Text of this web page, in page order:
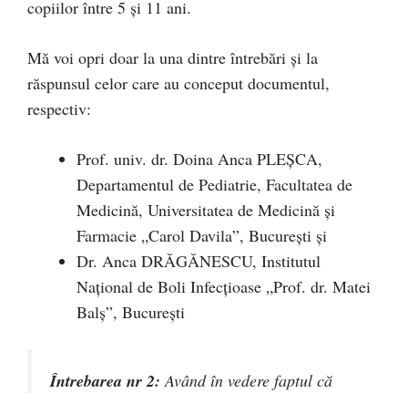
copiilor între 5 și 11 ani.
Mă voi opri doar la una dintre întrebări și la
răspunsul celor care au conceput documentul,
respectiv:
Prof. univ. dr. Doina Anca PLEȘCA,
Departamentul de Pediatrie, Facultatea de
Medicină, Universitatea de Medicină și
Farmacie „Carol Davila”, București și
Dr. Anca DRĂGĂNESCU, Institutul
Național de Boli Infecțioase „Prof. dr. Matei
Balș”, București
Întrebarea nr 2: Având în vedere faptul că